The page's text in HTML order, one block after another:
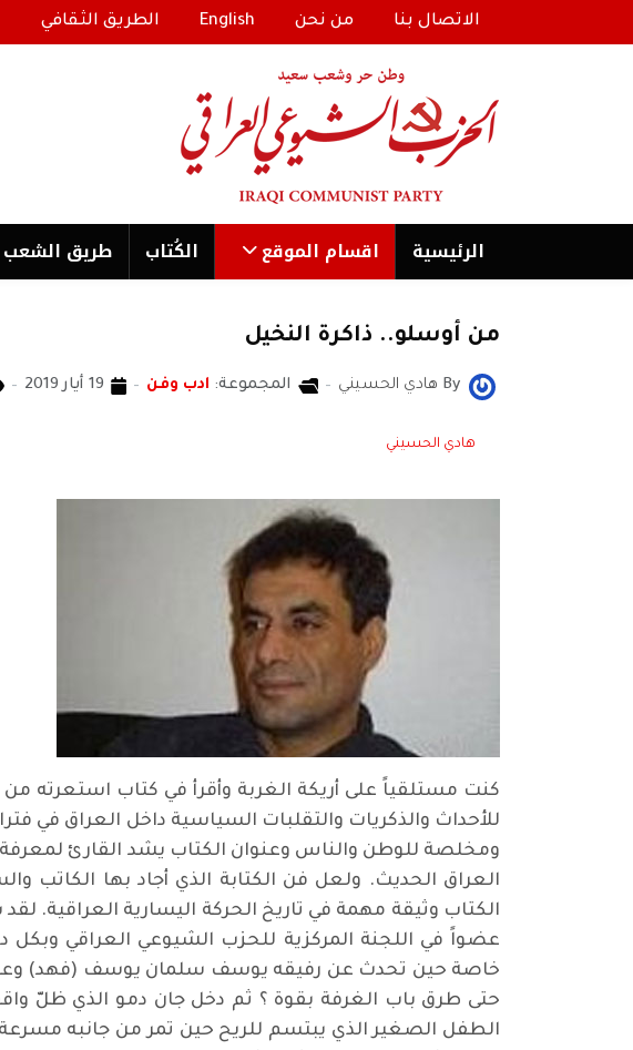
الاتصال بنا من نحن English الطريق الثقافي
الرئیسية اقسام الموقع الكُتاب طریق الشعب
من أوسلو.. ذاكرة النخيل
By هادي الحسيني المجموعة: ادب وفن 19 أيار 2019
هادي الحسيني
كنت مستلقياً على أريكة الغربة وأقرأ في كتاب استعرته
للأحداث والذكريات والتقلبات السياسية داخل العراق في
ومخلصة للوطن والناس وعنوان الكتاب يشد القارئ لمعرفة
العراق الحديث. ولعل فن الكتابة الذي أجاد بها الكاتب
الكتاب وثيقة مهمة في تاريخ الحركة اليسارية العراقية.
عضواً في اللجنة المركزية للحزب الشيوعي العراقي
حتى طرق باب الغرفة بقوة ؟ ثم دخل جان دمو الذي ظلّ
الطفل الصغير الذي يبتسم للريح حين تمر من جانبه مسرعة،